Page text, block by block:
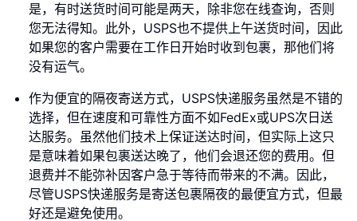
是，有时送货时间可能是两天，除非您在线查询，否则
您无法得知。此外，USPS也不提供上午送货时间，因此
如果您的客户需要在工作日开始时收到包裹，那他们将
没有运气。
作为便宜的隔夜寄送方式，USPS快递服务虽然是不错的
选择，但在速度和可靠性方面不如FedEx或UPS次日送
达服务。虽然他们技术上保证送达时间，但实际上这只
是意味着如果包裹送达晚了，他们会退还您的费用。但
退费并不能弥补因客户急于等待而带来的不满。因此，
尽管USPS快递服务是寄送包裹隔夜的最便宜方式，但最
好还是避免使用。